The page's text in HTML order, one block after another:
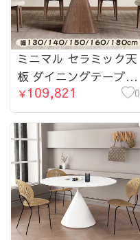
ミニマル セラミック天
板 ダイニングテーブル
長方形 モダン 無垢材
ウォールナット色 イタ
リアン侘寂風 hagst-
3420
￥109,821 0